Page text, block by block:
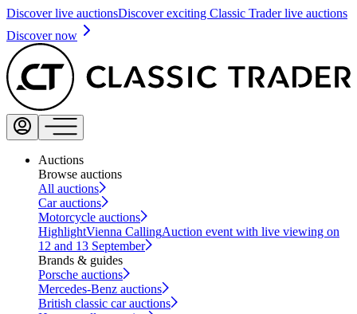
Discover live auctionsDiscover exciting Classic Trader live auctions
Discover now
Auctions
Browse auctions
All auctions
Car auctions
Motorcycle auctions
HighlightVienna CallingAuction event with live viewing on
12 and 13 September
Brands & guides
Porsche auctions
Mercedes-Benz auctions
British classic car auctions